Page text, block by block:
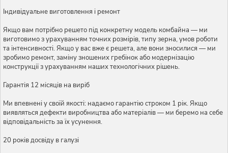
Індивідуальне виготовлення і ремонт
Якщо вам потрібно решето під конкретну модель комбайна — ми
виготовимо з урахуванням точних розмірів, типу зерна, умов роботи
та інтенсивності. Якщо у вас вже є решета, але вони зносилися — ми
зробимо ремонт, заміну зношених гребінок або модернізацію
конструкції з урахуванням наших технологічних рішень.
Гарантія 12 місяців на виріб
Ми впевнені у своїй якості: надаємо гарантію строком 1 рік. Якщо
виявляться дефекти виробництва або матеріалів — ми беремо на себе
відповідальність за їх усунення.
20 років досвіду в галузі